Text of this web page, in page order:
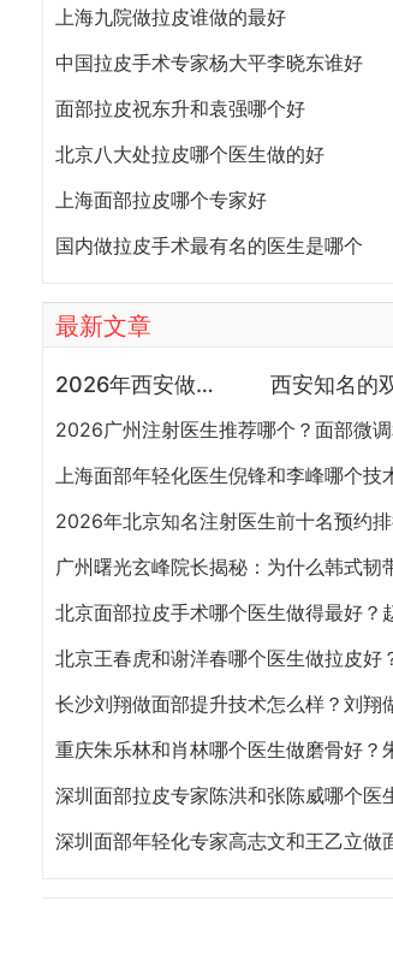
上海九院做拉皮谁做的最好
中国拉皮手术专家杨大平李晓东谁好
面部拉皮祝东升和袁强哪个好
北京八大处拉皮哪个医生做的好
上海面部拉皮哪个专家好
国内做拉皮手术最有名的医生是哪个
最新文章
2026年西安做鼻子专家预约排行榜TOP5：曾熬、霍玉旺、房志强、蒋立、刘宝军哪个更好？
上海面部年轻化医生倪锋和李峰哪个技